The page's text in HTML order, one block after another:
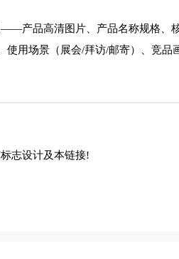
产品高清图片、产品名称规格、
用场景（展会/拜访/邮寄）、竞
志设计及本链接!